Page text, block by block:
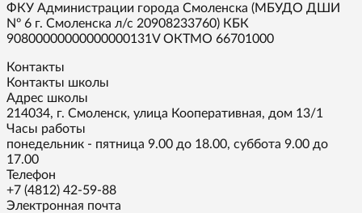
ФКУ Администрации города Смоленска (МБУДО ДШИ
Nº 6 г. Смоленска л/с 20908233760) КБК
90800000000000000131V ОКТМО 66701000
Контакты
Контакты школы
Адрес школы
214034, г. Смоленск, улица Кооперативная, дом 13/1
Часы работы
понедельник - пятница 9.00 до 18.00, суббота 9.00 до
17.00
Телефон
+7 (4812) 42-59-88
Электронная почта